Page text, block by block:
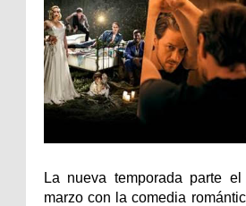
La nueva temporada parte
marzo con la comedia